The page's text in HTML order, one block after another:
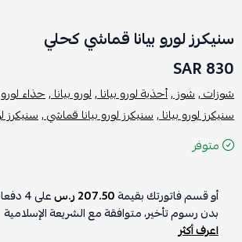
سنيكرز لورو بيانا قماشي كحلي
830 SAR
شوزات ,شوز ,أحذية لورو بيانا ,لورو بيانا ,حذاء لورو
سنيكرز لورو بيانا ,سنيكرز لورو بيانا قماشي ,سنيكرز
متوفر
أو قسم فاتورتك بقيمة207.50 ر.س على4
بدون رسوم تأخير، متوافقة مع الشريعة الإسلامية
اعرف أكثر